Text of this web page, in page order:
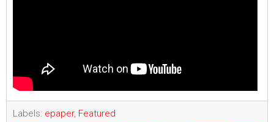
Labels: epaper, Featured